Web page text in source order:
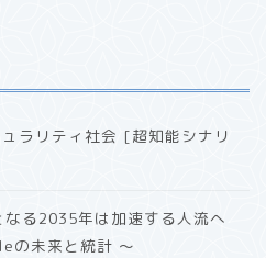
ラリティ社会 [超知能シナリ
る2035年は加速する人流へ
未来と統計 〜